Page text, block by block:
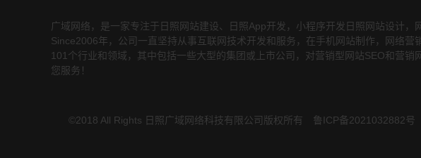
广域网络，是一家专注于 日照网站建设、 日照App开发 ，小程序开发日照网站设计，
Since2006年，公司一直坚持从事互联网技术开发和服务，在手机网站制作，网络
101个行业和领域，其中包括一些大型的集团或上市公司，对营销型网站SEO和营
您服务！
©2018 All Rights 日照广域网络科技有限公司版权所有 鲁ICP备2021032882号